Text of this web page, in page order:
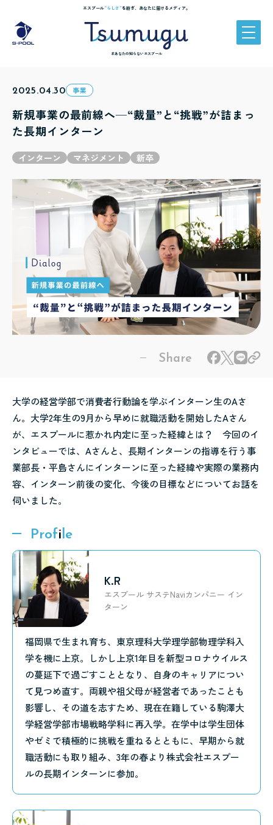
エスプール“らしさ”を紡ぎ、あなたに届けるメディア。
＃あなたの知らないエスプール
2025.04.30 事業
新規事業の最前線へ─“裁量”と“挑戦”が詰まっ
た長期インターン
インターン マネジメント 新卒
大学の経営学部で消費者行動論を学ぶインターン生のAさ
ん。大学2年生の9月から早めに就職活動を開始したAさん
が、エスプールに惹かれ内定に至った経緯とは？ 今回のイ
ンタビューでは、Aさんと、長期インターンの指導を行う事
業部長・平島さんにインターンに至った経緯や実際の業務内
容、インターン前後の変化、今後の目標などについてお話を
伺いました。
K.R
エスプール サステNaviカンパニー イン
ターン
福岡県で生まれ育ち、東京理科大学理学部物理学科入
学を機に上京。しかし上京1年目を新型コロナウイルス
の蔓延下で過ごすこととなり、自身のキャリアについ
て見つめ直す。両親や祖父母が経営者であったことも
影響し、その道を志すため、現在在籍している駒澤大
学経営学部市場戦略学科に再入学。在学中は学生団体
やゼミで積極的に挑戦を重ねるとともに、早期から就
職活動にも取り組み、3年の春より株式会社エスプー
ルの長期インターンに参加。